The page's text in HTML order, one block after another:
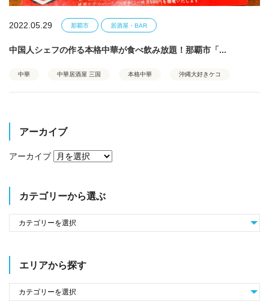
2022.05.29 那覇市 居酒屋・BAR
中国人シェフの作る本格中華が食べ飲み放題！那覇市「...
中華 中華居酒屋 三国 本格中華 沖縄大好きケコ
アーカイブ
アーカイブ
カテゴリーから選ぶ
エリアから探す